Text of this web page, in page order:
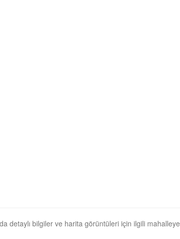
detaylı bilgiler ve harita görüntüleri için ilgili mahalleye